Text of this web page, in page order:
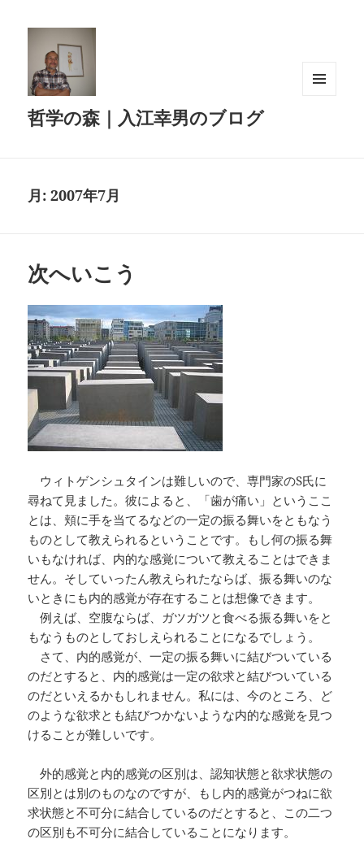
哲学の森｜入江幸男のブログ
月:2007年7月
次へいこう
ウィトゲンシュタインは難しいので、専門家のS氏に
尋ねて見ました。彼によると、「歯が痛い」というここ
とは、頬に手を当てるなどの一定の振る舞いをともなう
ものとして教えられるということです。もし何の振る舞
いもなければ、内的な感覚について教えることはできま
せん。そしていったん教えられたならば、振る舞いのな
いときにも内的感覚が存在することは想像できます。
例えば、空腹ならば、ガツガツと食べる振る舞いをと
もなうものとしておしえられることになるでしょう。
さて、内的感覚が、一定の振る舞いに結びついている
のだとすると、内的感覚は一定の欲求と結びついている
のだといえるかもしれません。私には、今のところ、ど
のような欲求とも結びつかないような内的な感覚を見つ
けることが難しいです。
外的感覚と内的感覚の区別は、認知状態と欲求状態の
区別とは別のものなのですが、もし内的感覚がつねに欲
求状態と不可分に結合しているのだとすると、この二つ
の区別も不可分に結合していることになります。